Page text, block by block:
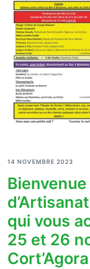
14 NOVEMBRE 2023
qui vous
25 et 26
Cort’Agora